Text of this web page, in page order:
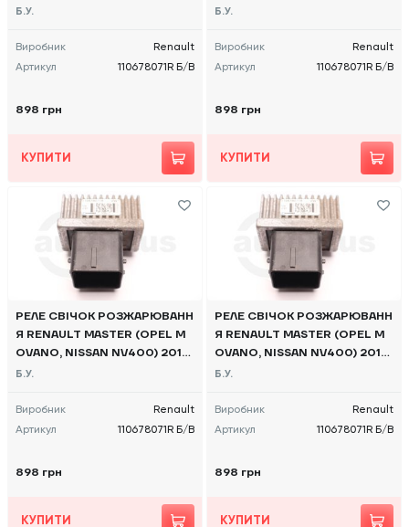
-, 110678071R Б/В
Б.У.
Виробник
Renault
Артикул
110678071R Б/В
898 грн
КУПИТИ
-, 110678071R Б/В
Б.У.
Виробник
Renault
Артикул
110678071R Б/В
898 грн
КУПИТИ
РЕЛЕ СВІЧОК РОЗЖАРЮВАНН
Я RENAULT MASTER (OPEL M
OVANO, NISSAN NV400) 2010
-, 110678071R Б/В
Б.У.
Виробник
Renault
Артикул
110678071R Б/В
898 грн
КУПИТИ
РЕЛЕ СВІЧОК РОЗЖАРЮВАНН
Я RENAULT MASTER (OPEL M
OVANO, NISSAN NV400) 2010
-, 110678071R Б/В
Б.У.
Виробник
Renault
Артикул
110678071R Б/В
898 грн
КУПИТИ